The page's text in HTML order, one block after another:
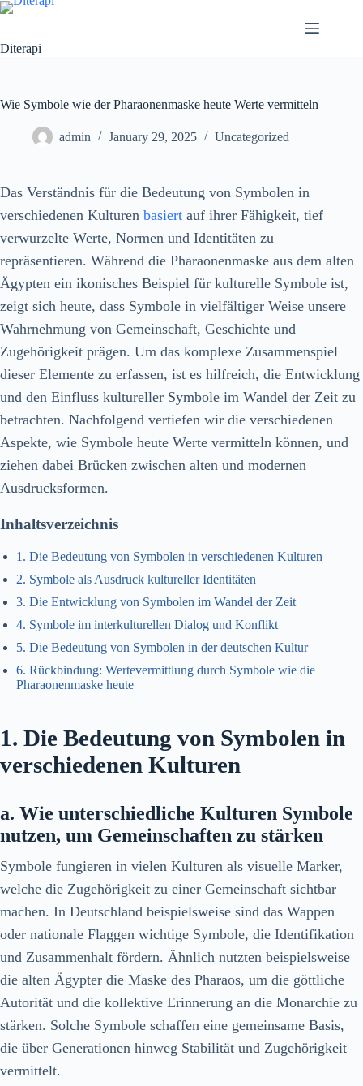
Diterapi
Wie Symbole wie der Pharaonenmaske heute Werte vermitteln
admin January 29, 2025 Uncategorized
Das Verständnis für die Bedeutung von Symbolen in
verschiedenen Kulturen basiert auf ihrer Fähigkeit, tief
verwurzelte Werte, Normen und Identitäten zu
repräsentieren. Während die Pharaonenmaske aus dem alten
Ägypten ein ikonisches Beispiel für kulturelle Symbole ist,
zeigt sich heute, dass Symbole in vielfältiger Weise unsere
Wahrnehmung von Gemeinschaft, Geschichte und
Zugehörigkeit prägen. Um das komplexe Zusammenspiel
dieser Elemente zu erfassen, ist es hilfreich, die Entwicklung
und den Einfluss kultureller Symbole im Wandel der Zeit zu
betrachten. Nachfolgend vertiefen wir die verschiedenen
Aspekte, wie Symbole heute Werte vermitteln können, und
ziehen dabei Brücken zwischen alten und modernen
Ausdrucksformen.
Inhaltsverzeichnis
1. Die Bedeutung von Symbolen in verschiedenen Kulturen
2. Symbole als Ausdruck kultureller Identitäten
3. Die Entwicklung von Symbolen im Wandel der Zeit
4. Symbole im interkulturellen Dialog und Konflikt
5. Die Bedeutung von Symbolen in der deutschen Kultur
6. Rückbindung: Wertevermittlung durch Symbole wie die
Pharaonenmaske heute
1. Die Bedeutung von Symbolen in
verschiedenen Kulturen
a. Wie unterschiedliche Kulturen Symbole
nutzen, um Gemeinschaften zu stärken
Symbole fungieren in vielen Kulturen als visuelle Marker,
welche die Zugehörigkeit zu einer Gemeinschaft sichtbar
machen. In Deutschland beispielsweise sind das Wappen
oder nationale Flaggen wichtige Symbole, die Identifikation
und Zusammenhalt fördern. Ähnlich nutzten beispielsweise
die alten Ägypter die Maske des Pharaos, um die göttliche
Autorität und die kollektive Erinnerung an die Monarchie zu
stärken. Solche Symbole schaffen eine gemeinsame Basis,
die über Generationen hinweg Stabilität und Zugehörigkeit
vermittelt.